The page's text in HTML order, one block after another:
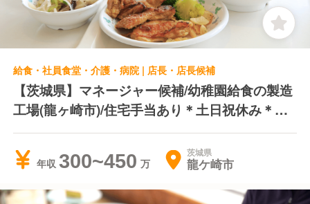
給食・社員食堂・介護・病院 | 店長・店長候補
【茨城県】マネージャー候補/幼稚園給食の製造
工場(龍ヶ崎市)/住宅手当あり＊土日祝休み＊賞
与年2回
年収 300~450 茨城県
龍ケ崎市